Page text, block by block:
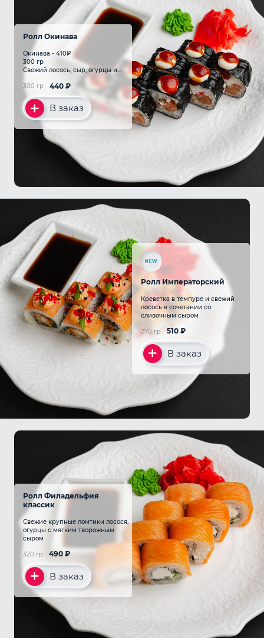
Ролл Окинава
Окинава - 410₽
300 гр
Свежий лосось, сыр, огурцы и
икра в соусе унаги с легким
ореховым вкусом кунжута
440 ₽
300 гр
В заказ
Ролл Императорский
Креветка в темпуре и свежий
лосось в сочетании со
сливочным сыром
510 ₽
270 гр
В заказ
Ролл Филадельфия
классик
Свежие крупные ломтики лосося,
огурцы с мягким творожным
сыром
490 ₽
320 гр
В заказ